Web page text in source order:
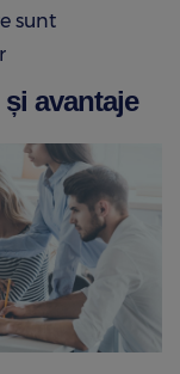
sunt
avantaje